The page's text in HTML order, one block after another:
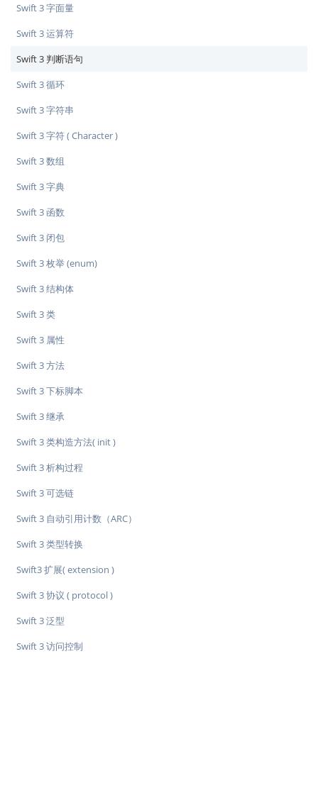
Swift 3 字面量
Swift 3 运算符
Swift 3 判断语句
Swift 3 循环
Swift 3 字符串
Swift 3 字符 ( Character )
Swift 3 数组
Swift 3 字典
Swift 3 函数
Swift 3 闭包
Swift 3 枚举 (enum)
Swift 3 结构体
Swift 3 类
Swift 3 属性
Swift 3 方法
Swift 3 下标脚本
Swift 3 继承
Swift 3 类构造方法( init )
Swift 3 析构过程
Swift 3 可选链
Swift 3 自动引用计数（ARC）
Swift 3 类型转换
Swift3 扩展( extension )
Swift 3 协议 ( protocol )
Swift 3 泛型
Swift 3 访问控制